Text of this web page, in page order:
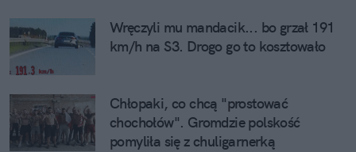
Wręczyli mu mandacik... bo grzał 191
km/h na S3. Drogo go to kosztowało
Chłopaki, co chcą "prostować
chochołów". Gromdzie polskość
pomyliła się z chuligarnerką